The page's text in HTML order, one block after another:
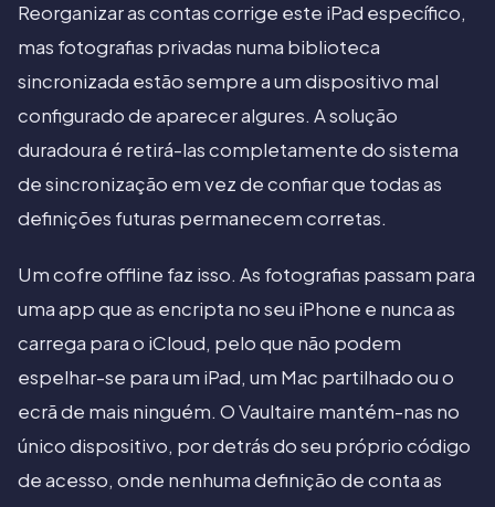
Reorganizar as contas corrige este iPad específico,
mas fotografias privadas numa biblioteca
sincronizada estão sempre a um dispositivo mal
configurado de aparecer algures. A solução
duradoura é retirá-las completamente do sistema
de sincronização em vez de confiar que todas as
definições futuras permanecem corretas.
Um cofre offline faz isso. As fotografias passam para
uma app que as encripta no seu iPhone e nunca as
carrega para o iCloud, pelo que não podem
espelhar-se para um iPad, um Mac partilhado ou o
ecrã de mais ninguém. O Vaultaire mantém-nas no
único dispositivo, por detrás do seu próprio código
de acesso, onde nenhuma definição de conta as